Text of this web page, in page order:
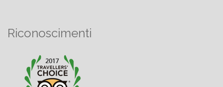
Riconoscimenti